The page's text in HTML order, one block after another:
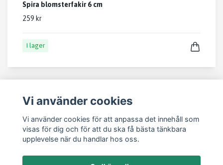
Spira blomsterfakir 6 cm
259 kr
I lager
Läs mer
Vi använder cookies
Vi använder cookies för att anpassa det innehåll som
visas för dig och för att du ska få bästa tänkbara
upplevelse när du handlar hos oss.